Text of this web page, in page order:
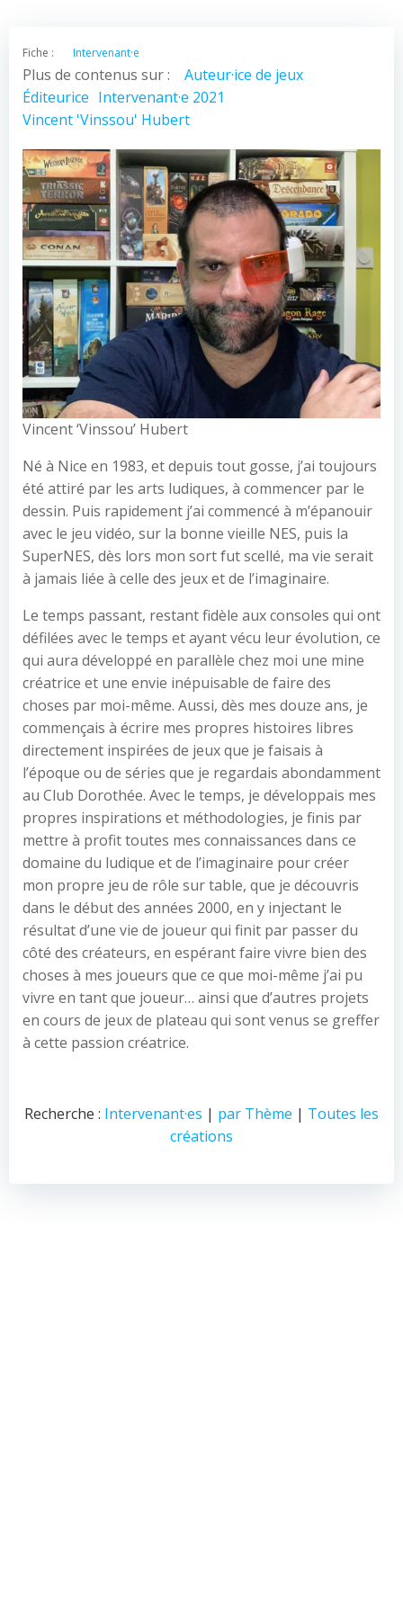
Fiche : Intervenant·e
Plus de contenus sur :
Auteur·ice de jeux
Éditeurice Intervenant·e 2021
Vincent 'Vinssou' Hubert
Vincent ‘Vinssou’ Hubert
Né à Nice en 1983, et depuis tout gosse, j’ai toujours
été attiré par les arts ludiques, à commencer par le
dessin. Puis rapidement j’ai commencé à m’épanouir
avec le jeu vidéo, sur la bonne vieille NES, puis la
SuperNES, dès lors mon sort fut scellé, ma vie serait
à jamais liée à celle des jeux et de l’imaginaire.
Le temps passant, restant fidèle aux consoles qui ont
défilées avec le temps et ayant vécu leur évolution, ce
qui aura développé en parallèle chez moi une mine
créatrice et une envie inépuisable de faire des
choses par moi-même. Aussi, dès mes douze ans, je
commençais à écrire mes propres histoires libres
directement inspirées de jeux que je faisais à
l’époque ou de séries que je regardais abondamment
au Club Dorothée. Avec le temps, je développais mes
propres inspirations et méthodologies, je finis par
mettre à profit toutes mes connaissances dans ce
domaine du ludique et de l’imaginaire pour créer
mon propre jeu de rôle sur table, que je découvris
dans le début des années 2000, en y injectant le
résultat d’une vie de joueur qui finit par passer du
côté des créateurs, en espérant faire vivre bien des
choses à mes joueurs que ce que moi-même j’ai pu
vivre en tant que joueur… ainsi que d’autres projets
en cours de jeux de plateau qui sont venus se greffer
à cette passion créatrice.
Recherche : Intervenant·es | par Thème | Toutes les
créations